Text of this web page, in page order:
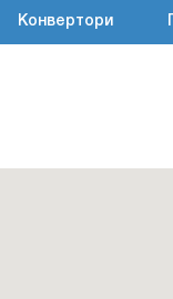
Конвертори